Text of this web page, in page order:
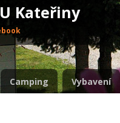
Kateřiny
Camping Vybavení